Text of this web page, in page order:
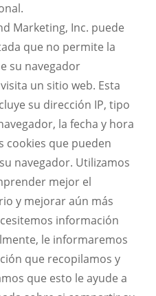
Marketing, Inc. puede
que no permite la
su navegador
un sitio web. Esta
su dirección IP, tipo
la fecha y hora
cookies que pueden
navegador. Utilizamos
mejor el
y mejorar aún más
información
le informaremos
que recopilamos y
que esto le ayude a